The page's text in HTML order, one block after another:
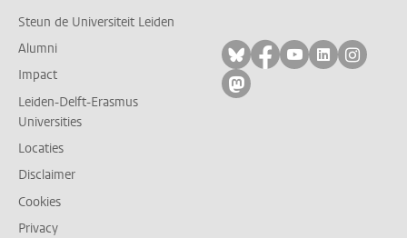
Steun de Universiteit Leiden
Alumni
Impact
Leiden-Delft-Erasmus
Universities
Locaties
Disclaimer
Cookies
Privacy
Volg ons op bluesky
Volg ons op
Volg ons op
Volg ons
Volg
Volg ons op mastodon